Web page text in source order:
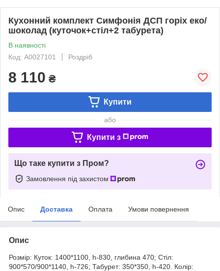
Кухонний комплект Симфонія ДСП горіх еко/
шоколад (куточок+стіл+2 табурета)
В наявності
Код: А0027101
Роздріб
8 110 ₴
Купити
або
Купити з
Що таке купити з Пром?
Замовлення під захистом
Опис Доставка Оплата Умови повернення
Опис
Розмір: Куток: 1400*1100, h-830, глибина 470; Стіл:
900*570/900*1140, h-726; Табурет: 350*350, h-420. Колір: